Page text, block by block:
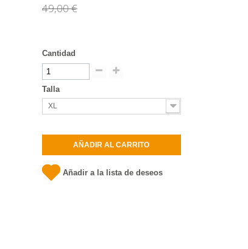
49,00 €
Cantidad
Talla
XL
AÑADIR AL CARRITO
Añadir a la lista de deseos